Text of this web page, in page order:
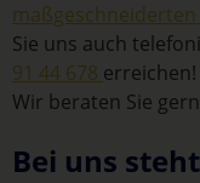
Sie uns auch
91 44 678 erreichen!
Wir beraten Sie
Bei uns